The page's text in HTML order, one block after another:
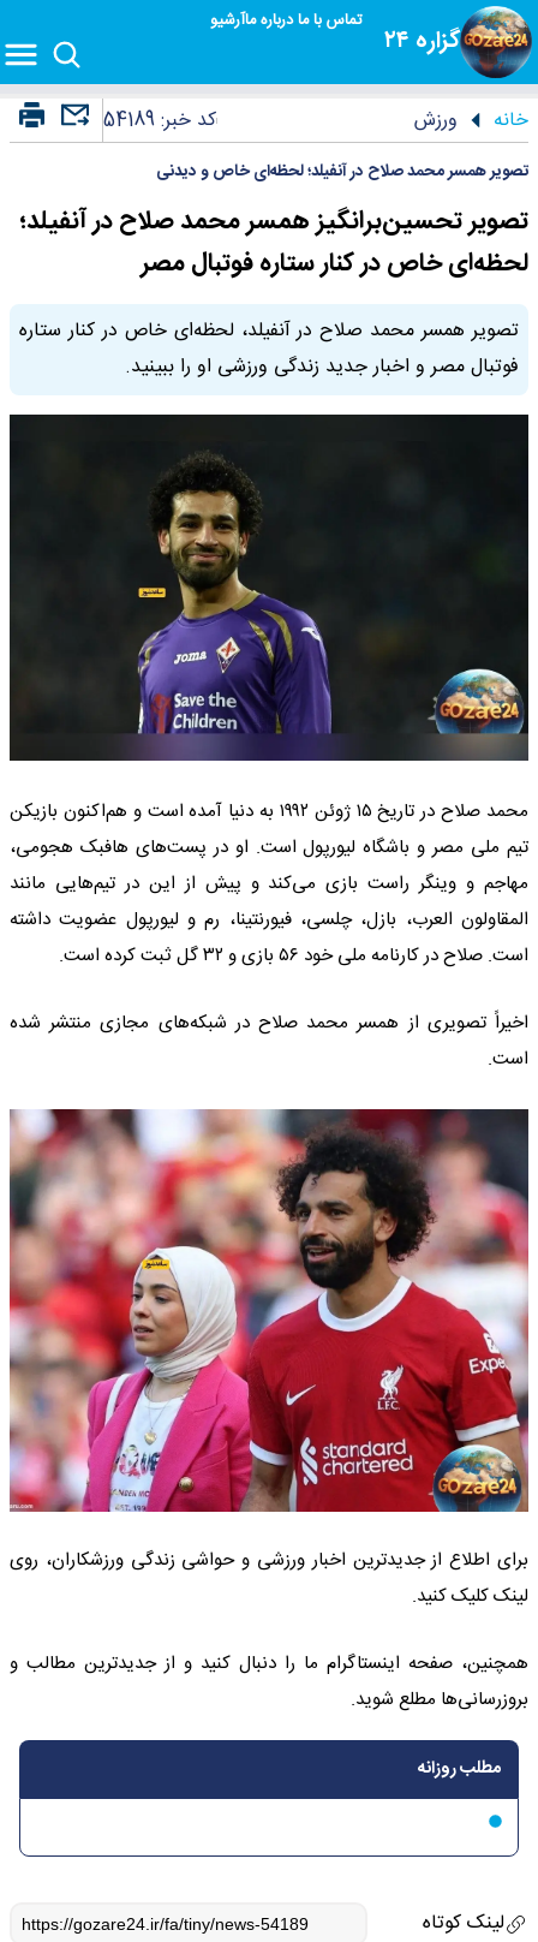
گزاره ۲۴
تماس با مادرباره ماآرشیو
خانه ورزش کد خبر:54189
تصویر همسر محمد صلاح در آنفیلد؛ لحظه‌ای خاص و دیدنی
تصویر تحسین‌برانگیز همسر محمد صلاح در آنفیلد؛
لحظه‌ای خاص در کنار ستاره فوتبال مصر
تصویر همسر محمد صلاح در آنفیلد، لحظه‌ای خاص در کنار ستاره
فوتبال مصر و اخبار جدید زندگی ورزشی او را ببینید.
محمد صلاح در تاریخ ۱۵ ژوئن ۱۹۹۲ به دنیا آمده است و هم‌اکنون بازیکن
تیم ملی مصر و باشگاه لیورپول است. او در پست‌های هافبک هجومی،
مهاجم و وینگر راست بازی می‌کند و پیش از این در تیم‌هایی مانند
المقاولون العرب، بازل، چلسی، فیورنتینا، رم و لیورپول عضویت داشته
است. صلاح در کارنامه ملی خود ۵۶ بازی و ۳۲ گل ثبت کرده است.
اخیراً تصویری از همسر محمد صلاح در شبکه‌های مجازی منتشر شده
است.
برای اطلاع از جدیدترین اخبار ورزشی و حواشی زندگی ورزشکاران، روی
لینک کلیک کنید.
همچنین، صفحه اینستاگرام ما را دنبال کنید و از جدیدترین مطالب و
بروزرسانی‌ها مطلع شوید.
مطلب روزانه
لینک کوتاه